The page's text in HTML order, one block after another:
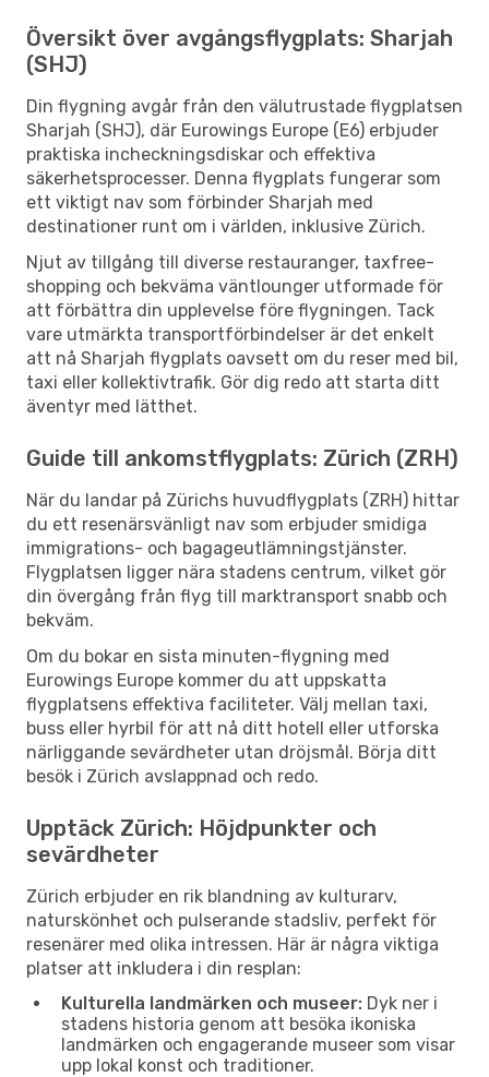
Översikt över avgångsflygplats: Sharjah
(SHJ)
Din flygning avgår från den välutrustade flygplatsen
Sharjah (SHJ), där Eurowings Europe (E6) erbjuder
praktiska incheckningsdiskar och effektiva
säkerhetsprocesser. Denna flygplats fungerar som
ett viktigt nav som förbinder Sharjah med
destinationer runt om i världen, inklusive Zürich.
Njut av tillgång till diverse restauranger, taxfree-
shopping och bekväma väntlounger utformade för
att förbättra din upplevelse före flygningen. Tack
vare utmärkta transportförbindelser är det enkelt
att nå Sharjah flygplats oavsett om du reser med bil,
taxi eller kollektivtrafik. Gör dig redo att starta ditt
äventyr med lätthet.
Guide till ankomstflygplats: Zürich (ZRH)
När du landar på Zürichs huvudflygplats (ZRH) hittar
du ett resenärsvänligt nav som erbjuder smidiga
immigrations- och bagageutlämningstjänster.
Flygplatsen ligger nära stadens centrum, vilket gör
din övergång från flyg till marktransport snabb och
bekväm.
Om du bokar en sista minuten-flygning med
Eurowings Europe kommer du att uppskatta
flygplatsens effektiva faciliteter. Välj mellan taxi,
buss eller hyrbil för att nå ditt hotell eller utforska
närliggande sevärdheter utan dröjsmål. Börja ditt
besök i Zürich avslappnad och redo.
Upptäck Zürich: Höjdpunkter och
sevärdheter
Zürich erbjuder en rik blandning av kulturarv,
naturskönhet och pulserande stadsliv, perfekt för
resenärer med olika intressen. Här är några viktiga
platser att inkludera i din resplan:
Kulturella landmärken och museer: Dyk ner i
stadens historia genom att besöka ikoniska
landmärken och engagerande museer som visar
upp lokal konst och traditioner.